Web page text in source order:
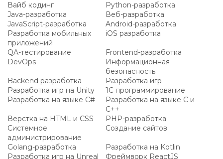
Вайб кодинг
Python-разработка
Java-разработка
Веб-разработка
JavaScript-разработка
Android-разработка
Разработка мобильных
приложений
iOS разработка
QA-тестирование
Frontend-разработка
DevOps
Информационная
безопасность
Backend разработка
Разработка игр
Разработка игр на Unity
1C программирование
Разработка на языке C#
Разработка на языке C и
C++
Верстка на HTML и CSS
PHP-разработка
Системное
администрирование
Создание сайтов
Golang-разработка
Разработка на Kotlin
Разработка игр на Unreal
Фреймворк ReactJS